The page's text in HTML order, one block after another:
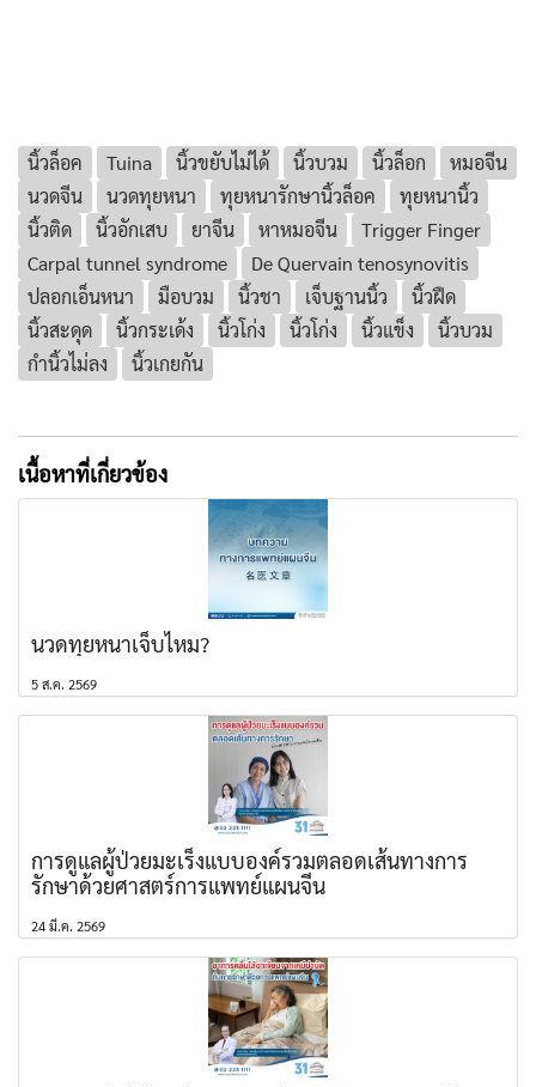
นิ้วล็อค Tuina นิ้วขยับไม่ได้ นิ้วบวม นิ้วล็อก
หมอจีน
นวดจีน
นวดทุยหนา ทุยหนารักษานิ้วล็อค
ทุยหนานิ้ว
นิ้วติด
นิ้วอักเสบ ยาจีน หาหมอจีน
Trigger Finger
Carpal tunnel syndrome
De Quervain tenosynovitis
ปลอกเอ็นหนา
มือบวม นิ้วชา เจ็บฐานนิ้ว
นิ้วฝืด
นิ้วสะดุด
นิ้วกระเด้ง นิ้วโก่ง นิ้วโก่ง นิ้วแข็ง
นิ้วบวม
กำนิ้วไม่ลง
นิ้วเกยกัน
เนื้อหาที่เกี่ยวข้อง
นวดทุยหนาเจ็บไหม?
5 ส.ค. 2569
การดูแลผู้ป่วยมะเร็งแบบองค์รวมตลอดเส้นทางการ
รักษาด้วยศาสตร์การแพทย์แผนจีน
24 มี.ค. 2569